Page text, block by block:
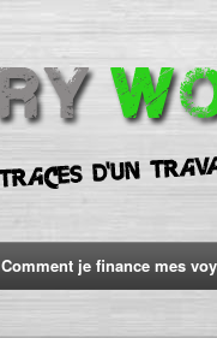
Comment je finance mes